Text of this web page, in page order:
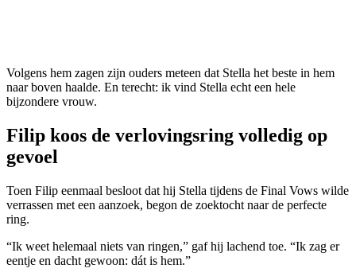
Volgens hem zagen zijn ouders meteen dat Stella het beste in hem
naar boven haalde. En terecht: ik vind Stella echt een hele
bijzondere vrouw.
Filip koos de verlovingsring volledig op
gevoel
Toen Filip eenmaal besloot dat hij Stella tijdens de Final Vows wilde
verrassen met een aanzoek, begon de zoektocht naar de perfecte
ring.
“Ik weet helemaal niets van ringen,” gaf hij lachend toe. “Ik zag er
eentje en dacht gewoon: dát is hem.”